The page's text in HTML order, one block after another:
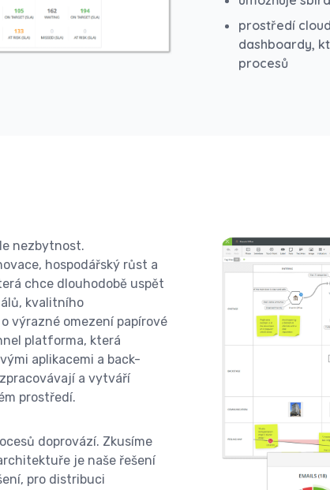
prostředí
dashboardy,
procesů
nezbytnost.
hospodářský růst a
chce dlouhodobě uspět
kvalitního
výrazné omezení papírové
platforma, která
aplikacemi a back-
a vytváří
prostředí.
doprovází. Zkusíme
je naše řešení
pro distribuci